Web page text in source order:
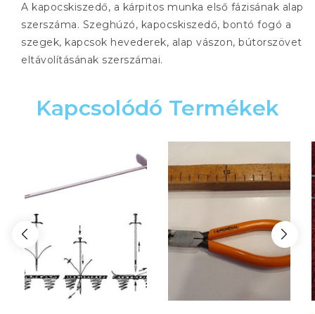
A kapocskiszedő, a kárpitos munka első fázisának alap
szerszáma. Szeghúzó, kapocskiszedő, bontó fogó a
szegek, kapcsok hevederek, alap vászon, bútorszövet
eltávolításának szerszámai.
Kapcsolódó Termékek